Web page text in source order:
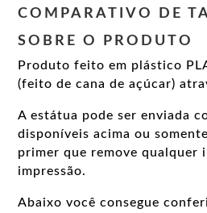
COMPARATIVO DE
SOBRE O PRODUTO
Produto feito em plástico
(feito de cana de açúcar)
A estátua pode ser enviada
disponíveis acima ou
primer que remove qualquer
impressão.
Abaixo você consegue